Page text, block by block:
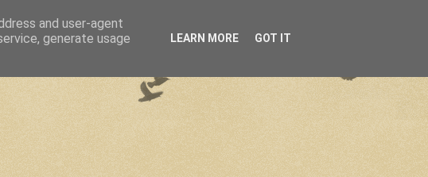
and user-agent
generate usage
LEARN MORE GOT IT